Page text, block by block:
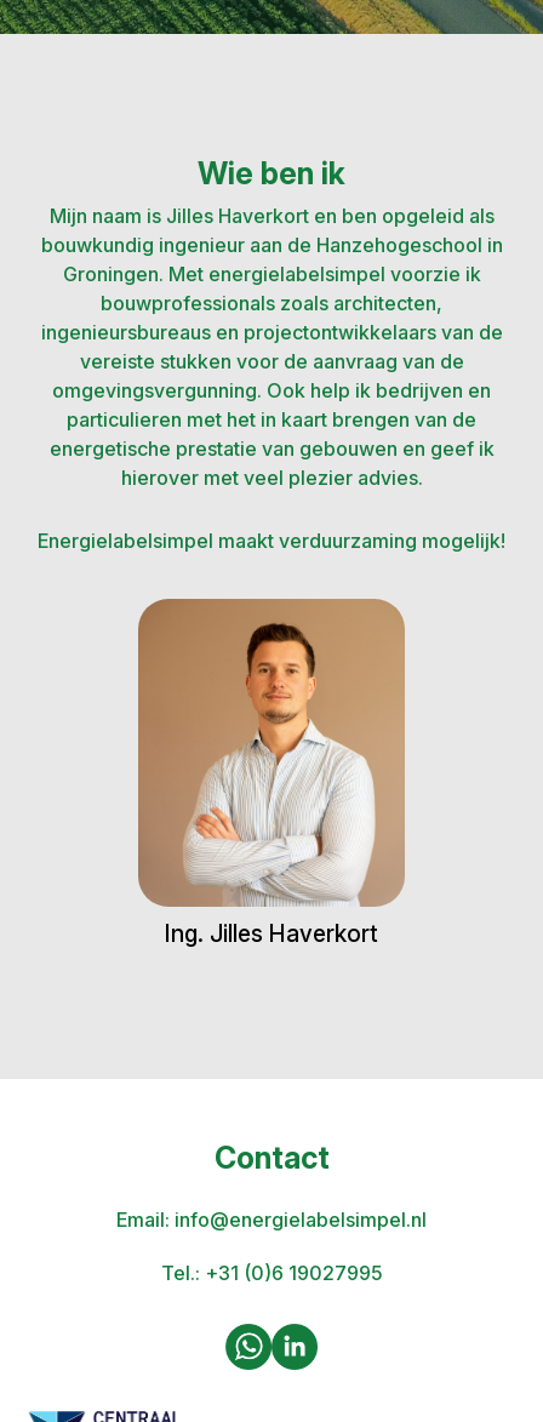
Wie ben ik
Mijn naam is Jilles Haverkort en ben opgeleid als
bouwkundig ingenieur aan de Hanzehogeschool in
Groningen. Met energielabelsimpel voorzie ik
bouwprofessionals zoals architecten,
ingenieursbureaus en projectontwikkelaars van de
vereiste stukken voor de aanvraag van de
omgevingsvergunning. Ook help ik bedrijven en
particulieren met het in kaart brengen van de
energetische prestatie van gebouwen en geef ik
hierover met veel plezier advies.
Energielabelsimpel maakt verduurzaming mogelijk!
Ing. Jilles Haverkort
Contact
Email: info@energielabelsimpel.nl
Tel.: +31 (0)6 19027995